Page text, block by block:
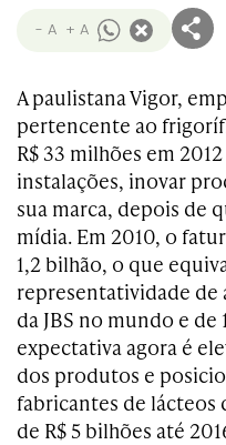
- A + A
A paulistana Vigor,
pertencente ao
R$ 33 milhões em
instalações, inovar
sua marca, depois de
mídia. Em 2010, o
1,2 bilhão, o que
representatividade de
da JBS no mundo e de
expectativa agora é
dos produtos e
fabricantes de
de R$ 5 bilhões até